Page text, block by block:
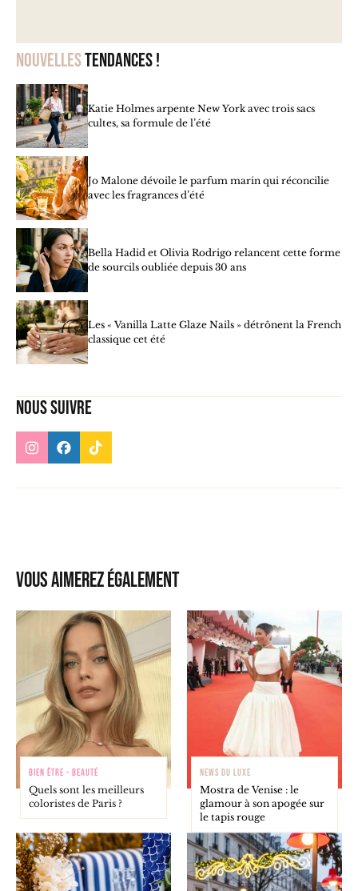
Nouvellestendances !
Katie Holmes arpente New York avec trois sacs
cultes, sa formule de l’été
Jo Malone dévoile le parfum marin qui réconcilie
avec les fragrances d’été
Bella Hadid et Olivia Rodrigo relancent cette forme
de sourcils oubliée depuis 30 ans
Les « Vanilla Latte Glaze Nails » détrônent la French
classique cet été
Nous suivre
Vous aimerez également
BIEN ÊTRE - BEAUTÉ
Quels sont les meilleurs
coloristes de Paris ?
NEWS DU LUXE
Mostra de Venise : le
glamour à son apogée sur
le tapis rouge